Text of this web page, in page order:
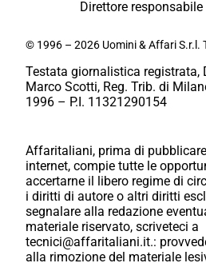
Direttore
© 1996 – 2026 Uomini & Affari S.r.l.
Testata giornalistica registrata,
Marco Scotti, Reg. Trib. di
1996 – P.I. 11321290154
Affaritaliani, prima di
internet, compie tutte le
accertarne il libero regime di
i diritti di autore o altri diritti
segnalare alla redazione
materiale riservato, scriveteci a
tecnici@affaritaliani.it.:
alla rimozione del materiale